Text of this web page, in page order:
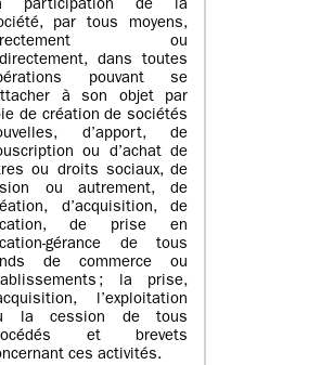
participation de la
par tous moyens,
ou
dans toutes
pouvant se
à son objet par
de création de sociétés
d’apport, de
ou d’achat de
ou droits sociaux, de
ou autrement, de
d’acquisition, de
de prise en
gérance de tous
de commerce ou
; la prise,
l’exploitation
la cession de tous
et brevets
ces activités.